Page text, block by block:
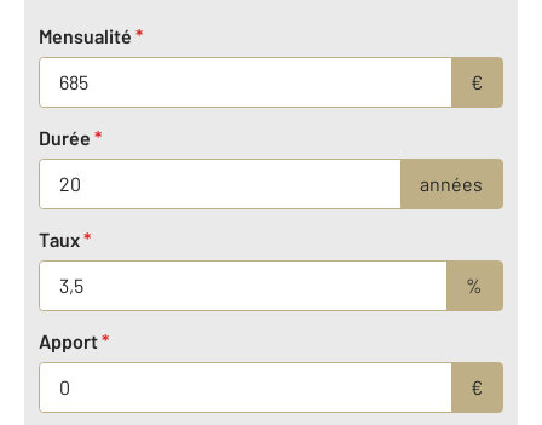
Mensualité *
€
Durée *
années
Taux*
%
Apport*
€